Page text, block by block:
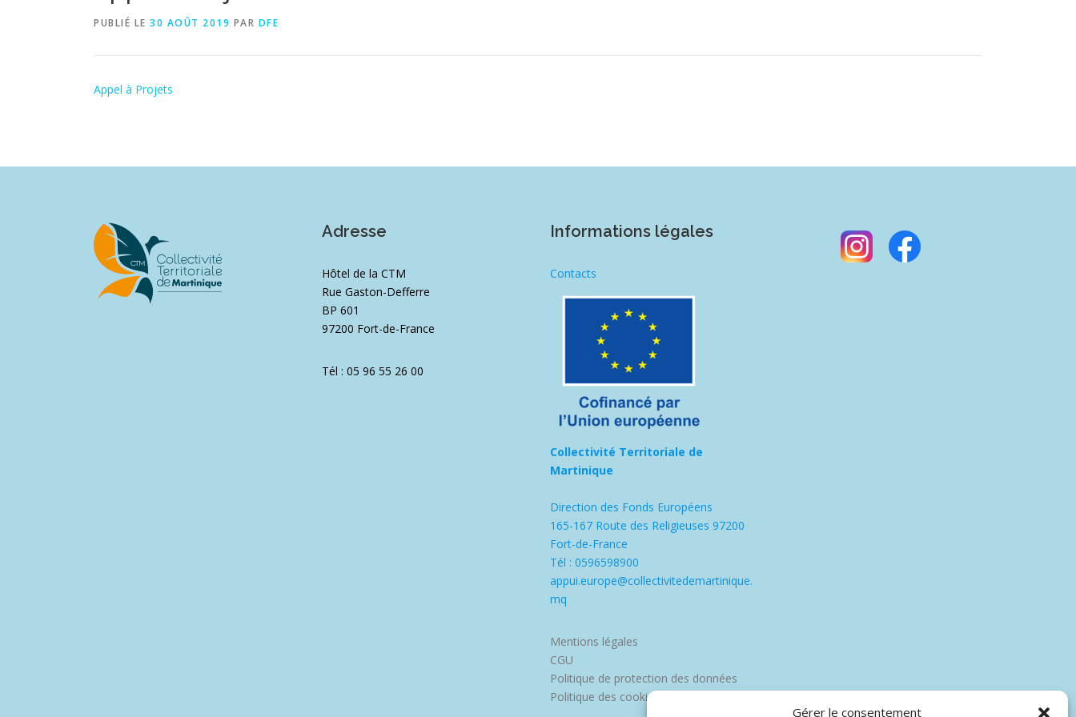
Gérer le consentement
PUBLIÉ LE 30 AOÛT 2019 PAR DFE
Appel à Projets
Adresse
Hôtel de la CTM
Rue Gaston-Defferre
BP 601
97200 Fort-de-France
Tél : 05 96 55 26 00
Informations légales
Contacts
Collectivité Territoriale de
Martinique
Direction des Fonds Européens
165-167 Route des Religieuses 97200
Fort-de-France
Tél : 0596598900
appui.europe@collectivitedemartinique.
mq
Mentions légales
CGU
Politique de protection des données
Politique des cookies